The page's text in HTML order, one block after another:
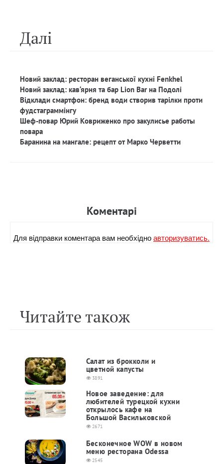
Далi
Новий заклад: ресторан веганської кухні Fenkhel
Новий заклад: кав‘ярня та бар Lion Bar на Подолі
Відклади смартфон: бренд води створив тарілки проти
фудстаграммінгу
Шеф-повар Юрий Ковриженко про закулисье работы
повара
Баранина на мангале: рецепт от Марко Черветти
Коментарi
Для вiдправки коментара вам необхiдноавторизуватись.
Читайте також
Салат из брокколи и
цветной капусты
3891
Новое заведение: для
любителей турецкой кухни
открылось кафе на
Большой Васильковской
2671
Бесконечное WOW в новом
меню ресторана Odessa
2545